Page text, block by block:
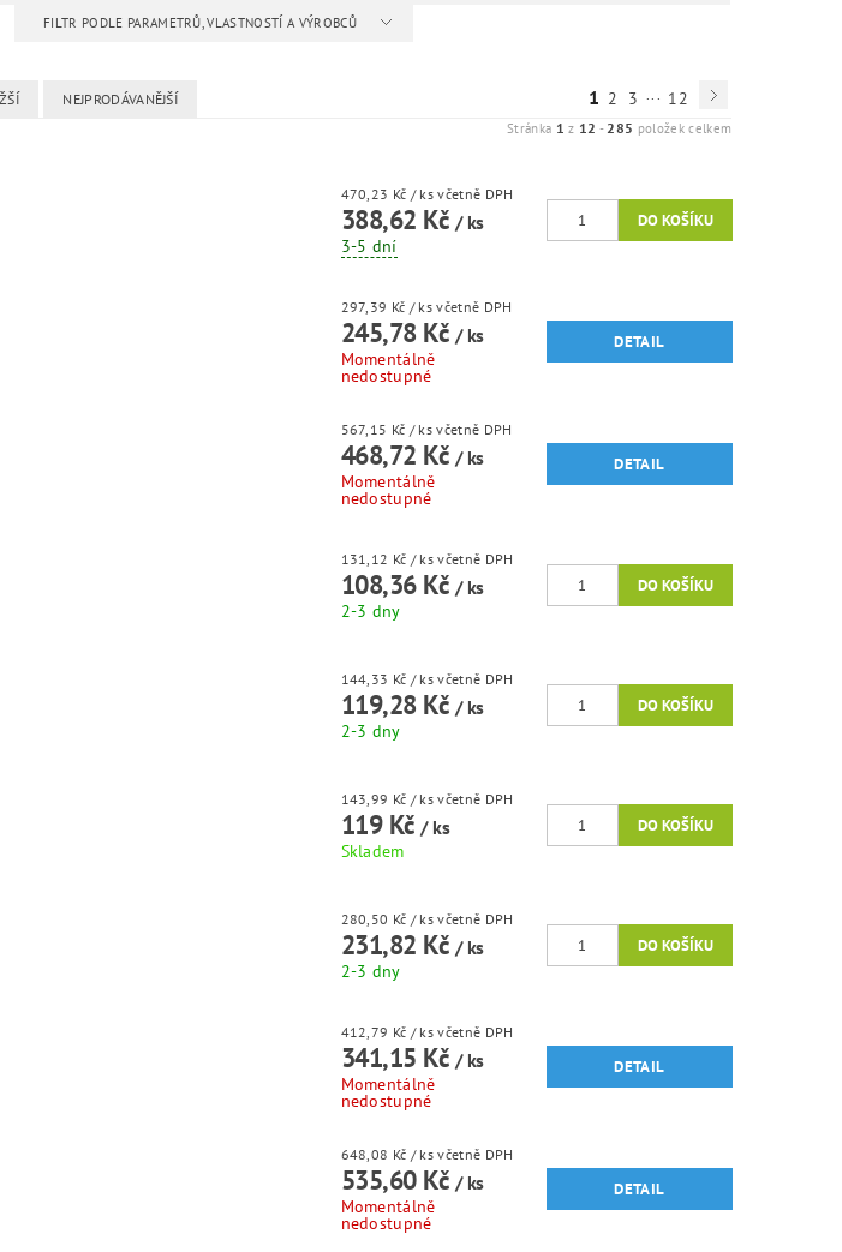
FILTR PODLE PARAMETRŮ, VLASTNOSTÍ A VÝROBCŮ
NEJPRODÁVANĚJŠÍ 1 2 3 ... 12
Stránka 1 z 12 - 285 položek celkem
470,23 Kč / ks včetně DPH
388,62 Kč / ks
3-5 dní
297,39 Kč / ks včetně DPH
245,78 Kč / ks
Momentálně
nedostupné
DETAIL
567,15 Kč / ks včetně DPH
468,72 Kč / ks
Momentálně
nedostupné
DETAIL
131,12 Kč / ks včetně DPH
108,36 Kč / ks
2-3 dny
144,33 Kč / ks včetně DPH
119,28 Kč / ks
2-3 dny
143,99 Kč / ks včetně DPH
119 Kč/ ks
Skladem
280,50 Kč / ks včetně DPH
231,82 Kč / ks
2-3 dny
412,79 Kč / ks včetně DPH
341,15 Kč / ks
Momentálně
nedostupné
DETAIL
648,08 Kč / ks včetně DPH
535,60 Kč / ks
Momentálně
nedostupné
DETAIL